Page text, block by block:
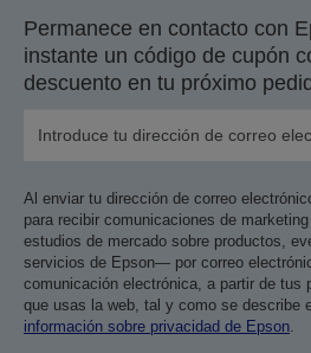
Permanece en contacto con
instante un código de cupón
descuento en tu próximo
Al enviar tu dirección de correo
para recibir comunicaciones de
estudios de mercado sobre productos,
servicios de Epson— por correo
comunicación electrónica, a partir de tus
que usas la web, tal y como se describe
información sobre privacidad de Epson.